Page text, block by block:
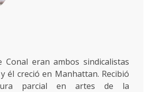
Conal eran ambos sindicalistas
él creció en Manhattan. Recibió
parcial en artes de la